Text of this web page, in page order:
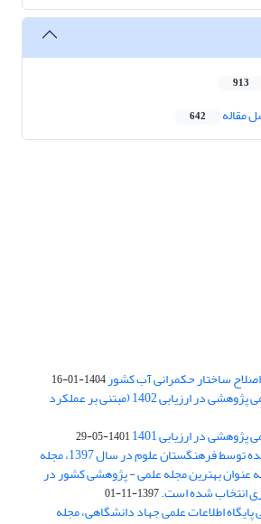
913
مقاله 642
ساختار حکمرانی آب کشور1404-01-16
کسب رتبه الف مجلات علمی پژوهشی در ارزیابی 1402 (مبتنی بر عملکرد
در ارزیابی 1401 1401-05-29
بر اساس ارزیابی انجام شده توسط فرهنگستان علوم در سال 1397، مجله
عنوان بهترین مجله علمی - پژوهشی کشور در
انتخاب شده است.1397-11-01
اطلاعات علمی جهاد دانشگاهی، مجله